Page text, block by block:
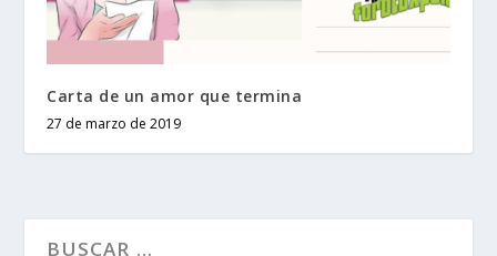
Carta de un amor que termina
27 de marzo de 2019